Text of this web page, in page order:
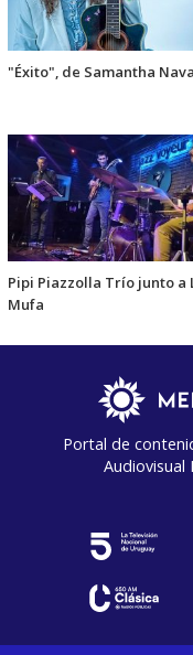
"Éxito", de Samantha
Pipi Piazzolla Trío junto a
Mufa
Portal de
Audiovisual